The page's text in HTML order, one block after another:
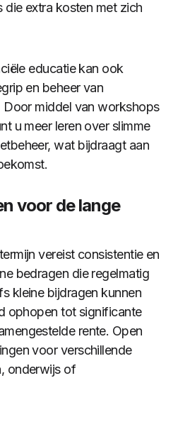
extra kosten met zich
educatie kan ook
en beheer van
Door middel van workshops
u meer leren over slimme
wat bijdraagt aan
voor de lange
vereist consistentie en
bedragen die regelmatig
kleine bijdragen kunnen
ophopen tot significante
rente. Open
voor verschillende
onderwijs of